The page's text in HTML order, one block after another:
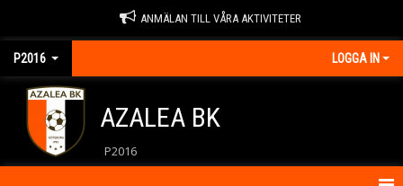
ANMÄLAN TILL VÅRA AKTIVITETER
P2016 LOGGA IN
AZALEA BK
P2016